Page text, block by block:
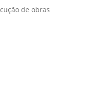
de obras